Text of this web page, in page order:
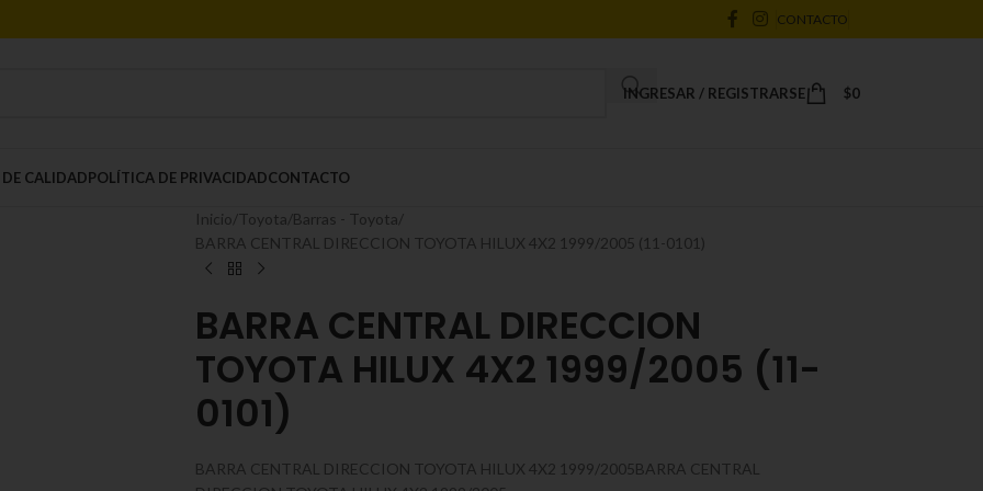
CONTACTO
INGRESAR / REGISTRARSE $0
CALIDADPOLÍTICA DE PRIVACIDADCONTACTO
Inicio Toyota Barras - Toyota
BARRA CENTRAL DIRECCION TOYOTA HILUX 4X2 1999/2005 (11-0101)
BARRA CENTRAL DIRECCION
TOYOTA HILUX 4X2 1999/2005 (11-
0101)
BARRA CENTRAL DIRECCION TOYOTA HILUX 4X2 1999/2005BARRA CENTRAL